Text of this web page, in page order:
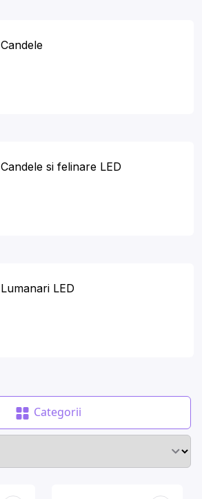
Candele
Candele si felinare LED
Lumanari LED
Categorii